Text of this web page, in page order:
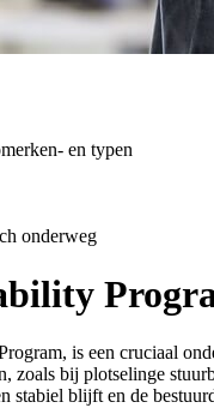
en typen
onderweg
is een cruciaal
zoals bij plotselinge
stabiel blijft en de